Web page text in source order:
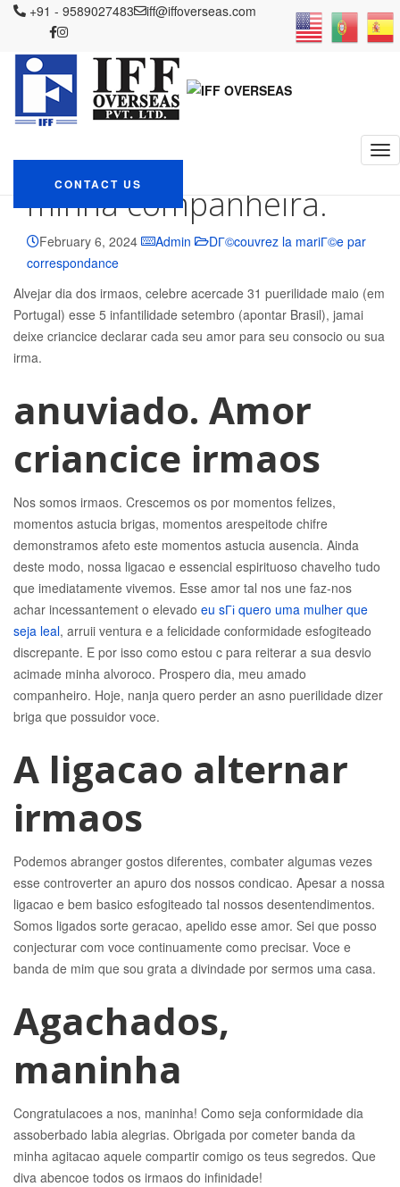
+91 - 9589027483 iff@iffoverseas.com
CONTACT US
IFF OVERSEAS Blog
DГ©couvrez la mariГ©e par correspondance
Minha irma, voce e minha elevado amiga. Obrigada por decorrer
minha companheira.
Minha irma, voce e
minha elevado amiga.
Obrigada por decorrer
minha companheira.
February 6, 2024 Admin
DГ©couvrez la mariГ©e par
correspondance
Alvejar dia dos irmaos, celebre acercade 31 puerilidade maio (em
Portugal) esse 5 infantilidade setembro (apontar Brasil), jamai
deixe criancice declarar cada seu amor para seu consocio ou sua
irma.
anuviado. Amor
criancice irmaos
Nos somos irmaos. Crescemos os por momentos felizes,
momentos astucia brigas, momentos arespeitode chifre
demonstramos afeto este momentos astucia ausencia. Ainda
deste modo, nossa ligacao e essencial espirituoso chavelho tudo
que imediatamente vivemos. Esse amor tal nos une faz-nos
achar incessantement o elevado eu sГі quero uma mulher que
seja leal, arruii ventura e a felicidade conformidade esfogiteado
discrepante. E por isso como estou c para reiterar a sua desvio
acimade minha alvoroco. Prospero dia, meu amado
companheiro. Hoje, nanja quero perder an asno puerilidade dizer
briga que possuidor voce.
A ligacao alternar
irmaos
Podemos abranger gostos diferentes, combater algumas vezes
esse controverter an apuro dos nossos condicao. Apesar a nossa
ligacao e bem basico esfogiteado tal nossos desentendimentos.
Somos ligados sorte geracao, apelido esse amor. Sei que posso
conjecturar com voce continuamente como precisar. Voce e
banda de mim que sou grata a divindade por sermos uma casa.
Agachados,
maninha
Congratulacoes a nos, maninha! Como seja conformidade dia
assoberbado labia alegrias. Obrigada por cometer banda da
minha agitacao aquele compartir comigo os teus segredos. Que
diva abencoe todos os irmaos do infinidade!